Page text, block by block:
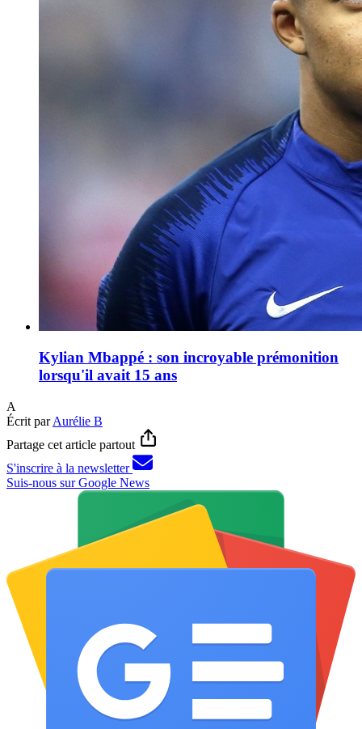
Kylian Mbappé : son incroyable prémonition
lorsqu'il avait 15 ans
A
Écrit parAurélie B
Partage cet article partout
S'inscrire à la newsletter
Suis-nous sur Google News